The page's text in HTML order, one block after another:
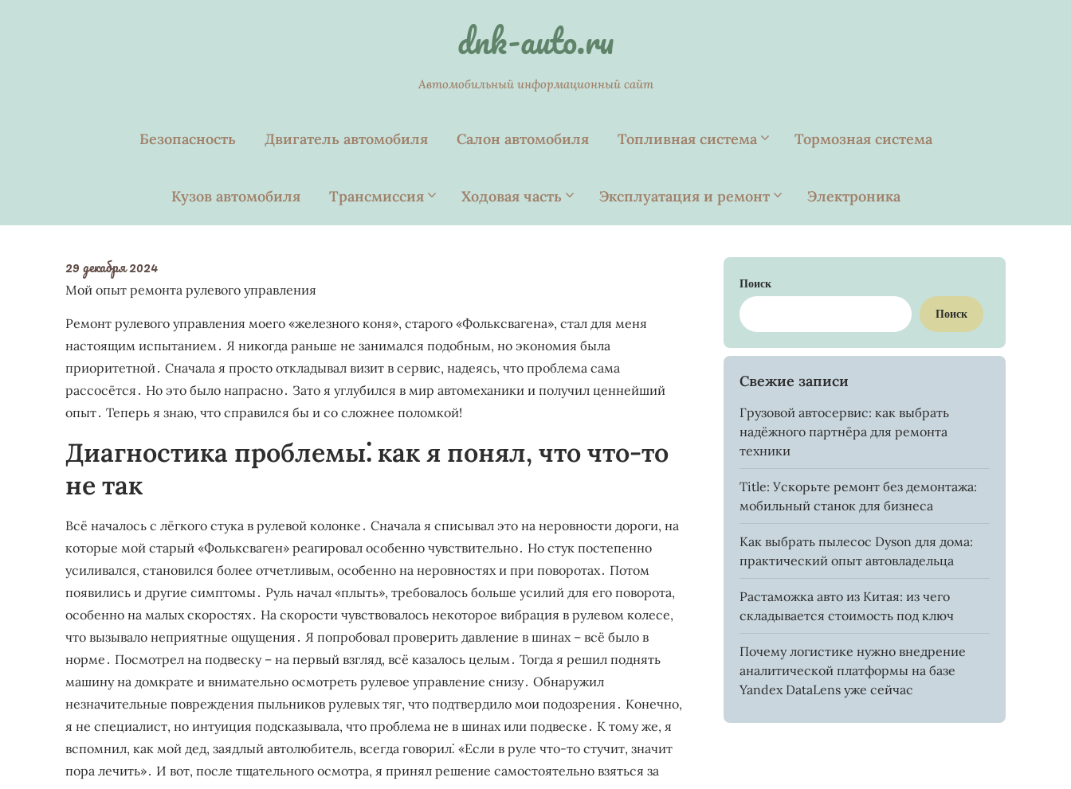
dnk-auto.ru
Автомобильный информационный сайт
Безопасность Двигатель автомобиля Салон автомобиля Топливная система Тормозная система
Кузов автомобиля Трансмиссия Ходовая часть Эксплуатация и ремонт Электроника
29 декабря 2024
Мой опыт ремонта рулевого управления
Ремонт рулевого управления моего «железного коня», старого «Фольксвагена», стал для меня
настоящим испытанием․ Я никогда раньше не занимался подобным, но экономия была
приоритетной․ Сначала я просто откладывал визит в сервис, надеясь, что проблема сама
рассосётся․ Но это было напрасно․ Зато я углубился в мир автомеханики и получил ценнейший
опыт․ Теперь я знаю, что справился бы и со сложнее поломкой!
Диагностика проблемы⁚ как я понял, что что-то
не так
Всё началось с лёгкого стука в рулевой колонке․ Сначала я списывал это на неровности дороги, на
которые мой старый «Фольксваген» реагировал особенно чувствительно․ Но стук постепенно
усиливался, становился более отчетливым, особенно на неровностях и при поворотах․ Потом
появились и другие симптомы․ Руль начал «плыть», требовалось больше усилий для его поворота,
особенно на малых скоростях․ На скорости чувствовалось некоторое вибрация в рулевом колесе,
что вызывало неприятные ощущения․ Я попробовал проверить давление в шинах – всё было в
норме․ Посмотрел на подвеску – на первый взгляд, всё казалось целым․ Тогда я решил поднять
машину на домкрате и внимательно осмотреть рулевое управление снизу․ Обнаружил
незначительные повреждения пыльников рулевых тяг, что подтвердило мои подозрения․ Конечно,
я не специалист, но интуиция подсказывала, что проблема не в шинах или подвеске․ К тому же, я
вспомнил, как мой дед, заядлый автолюбитель, всегда говорил⁚ «Если в руле что-то стучит, значит
пора лечить»․ И вот, после тщательного осмотра, я принял решение самостоятельно взяться за
Поиск
Поиск
Свежие записи
Грузовой автосервис: как выбрать
надёжного партнёра для ремонта
техники
Title: Ускорьте ремонт без демонтажа:
мобильный станок для бизнеса
Как выбрать пылесос Dyson для дома:
практический опыт автовладельца
Растаможка авто из Китая: из чего
складывается стоимость под ключ
Почему логистике нужно внедрение
аналитической платформы на базе
Yandex DataLens уже сейчас